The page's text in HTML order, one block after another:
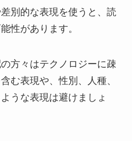
別的な表現を使うと、読
性があります。
方々はテクノロジーに疎
む表現や、性別、人種、
うな表現は避けましょ